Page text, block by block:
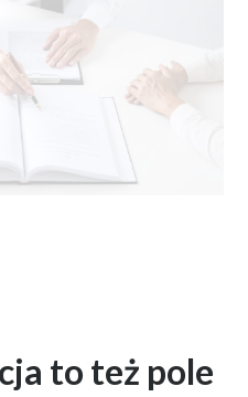
to też pole